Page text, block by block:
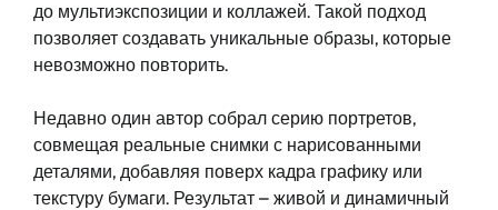
до мультиэкспозиции и коллажей. Такой подход
позволяет создавать уникальные образы, которые
невозможно повторить.
Недавно один автор собрал серию портретов,
совмещая реальные снимки с нарисованными
деталями, добавляя поверх кадра графику или
текстуру бумаги. Результат – живой и динамичный